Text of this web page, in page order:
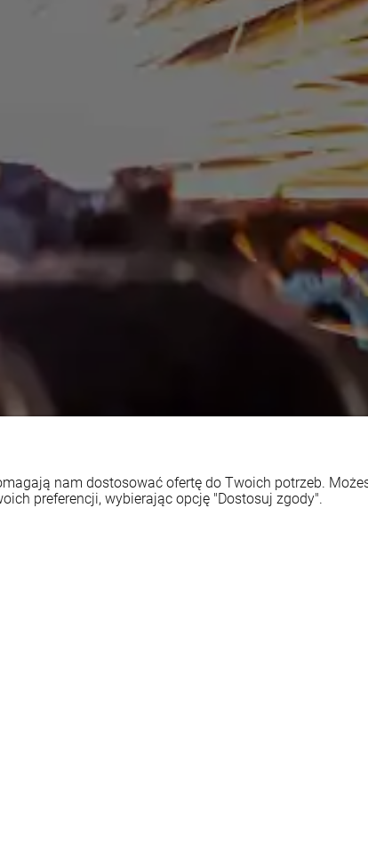
nam dostosować ofertę do Twoich potrzeb.
preferencji, wybierając opcję "Dostosuj zgody".